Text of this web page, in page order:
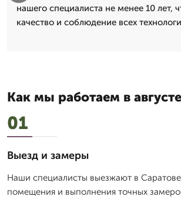
нашего специалиста не менее 10 лет,
качество и соблюдение всех
Как мы работаем в
01
Выезд и замеры
Наши специалисты выезжают в
помещения и выполнения точных